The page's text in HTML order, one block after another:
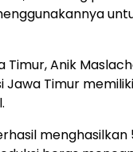
Timur, Anik
Timur